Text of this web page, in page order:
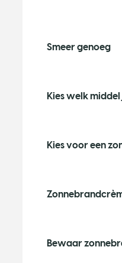
Smeer genoeg
Kies welk
Kies voor een
Bewaar